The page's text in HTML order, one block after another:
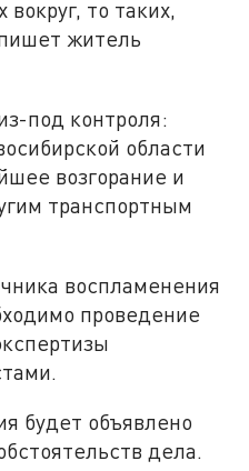
то таких,
житель
под контроля:
области
возгорание и
транспортным
воспламенения
проведение
будет объявлено
дела.